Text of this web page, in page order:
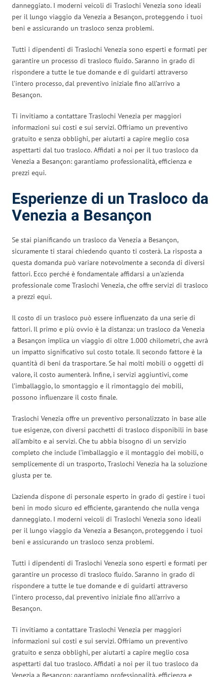
danneggiato. I moderni veicoli di Traslochi Venezia sono ideali
per il lungo viaggio da Venezia a Besançon, proteggendo i tuoi
beni e assicurando un trasloco senza problemi.
Tutti i dipendenti di Traslochi Venezia sono esperti e formati per
garantire un processo di trasloco fluido. Saranno in grado di
rispondere a tutte le tue domande e di guidarti attraverso
l’intero processo, dal preventivo iniziale fino all’arrivo a
Besançon.
Ti invitiamo a contattare Traslochi Venezia per maggiori
informazioni sui costi e sui servizi. Offriamo un preventivo
gratuito e senza obblighi, per aiutarti a capire meglio cosa
aspettarti dal tuo trasloco. Affidati a noi per il tuo trasloco da
Venezia a Besançon: garantiamo professionalità, efficienza e
prezzi equi.
Esperienze di un Trasloco da
Venezia a Besançon
Se stai pianificando un trasloco da Venezia a Besançon,
sicuramente ti starai chiedendo quanto ti costerà. La risposta a
questa domanda può variare notevolmente a seconda di diversi
fattori. Ecco perché è fondamentale affidarsi a un’azienda
professionale come Traslochi Venezia, che offre servizi di trasloco
a prezzi equi.
Il costo di un trasloco può essere influenzato da una serie di
fattori. Il primo e più ovvio è la distanza: un trasloco da Venezia
a Besançon implica un viaggio di oltre 1.000 chilometri, che avrà
un impatto significativo sul costo totale. Il secondo fattore è la
quantità di beni da trasportare. Se hai molti mobili o oggetti di
valore, il costo aumenterà. Infine, i servizi aggiuntivi, come
l’imballaggio, lo smontaggio e il rimontaggio dei mobili,
possono influenzare il costo finale.
Traslochi Venezia offre un preventivo personalizzato in base alle
tue esigenze, con diversi pacchetti di trasloco disponibili in base
all’ambito e ai servizi. Che tu abbia bisogno di un servizio
completo che include l’imballaggio e il montaggio dei mobili, o
semplicemente di un trasporto, Traslochi Venezia ha la soluzione
giusta per te.
L’azienda dispone di personale esperto in grado di gestire i tuoi
beni in modo sicuro ed efficiente, garantendo che nulla venga
danneggiato. I moderni veicoli di Traslochi Venezia sono ideali
per il lungo viaggio da Venezia a Besançon, proteggendo i tuoi
beni e assicurando un trasloco senza problemi.
Tutti i dipendenti di Traslochi Venezia sono esperti e formati per
garantire un processo di trasloco fluido. Saranno in grado di
rispondere a tutte le tue domande e di guidarti attraverso
l’intero processo, dal preventivo iniziale fino all’arrivo a
Besançon.
Ti invitiamo a contattare Traslochi Venezia per maggiori
informazioni sui costi e sui servizi. Offriamo un preventivo
gratuito e senza obblighi, per aiutarti a capire meglio cosa
aspettarti dal tuo trasloco. Affidati a noi per il tuo trasloco da
Venezia a Besançon: garantiamo professionalità, efficienza e